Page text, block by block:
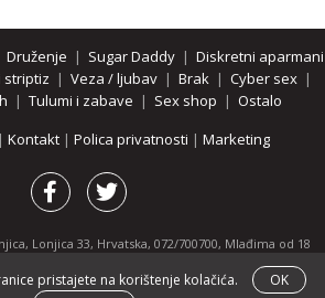
Druženje | Sugar Daddy| Diskretni aparmani
striptiz | Veza / ljubav | Brak | Cyber sex |
| Tulumi i zabave | Sex shop | Ostalo
| Kontakt | Polica privatnosti | Marketing
Lonjica 33, Hrvatska, 072/700700, Mlađima od 18
pregledavanje stranice i svih njenih dijelova.
|hotline.hr|ThePornDude.com
pristajete na korištenje kolačića.
OK